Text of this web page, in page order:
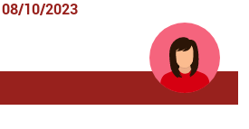
08/10/2023